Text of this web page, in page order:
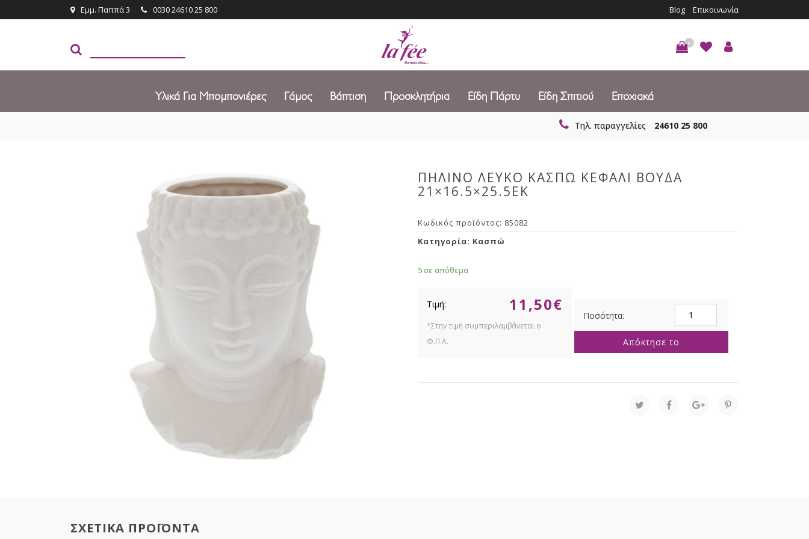
Εμμ. Παππά 3 0030 24610 25 800 Blog Επικοινωνία
0
Υλικά Για Μπομπονιέρες Γάμος Βάπτιση Προσκλητήρια Είδη Πάρτυ Είδη Σπιτιού Εποχιακά
Τηλ. παραγγελίες 24610 25 800
ΠΗΛΙΝΟ ΛΕΥΚΟ ΚΑΣΠΩ ΚΕΦΑΛΙ ΒΟΥΔΑ
21×16.5×25.5ΕΚ
Κωδικός προϊόντος: 85082
Κατηγορία: Κασπώ
5 σε απόθεμα
11,50€
ΛΕΥΚΟ
ΚΑΣΠΩ
ΚΕΦΑΛΙ
ΒΟΥΔΑ
ποσότητα
Απόκτησε το
ΣΧΕΤΙΚΑ ΠΡΟΪΟΝΤΑ